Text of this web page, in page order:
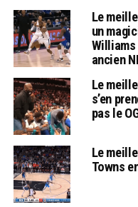
Le
un
Williams
ancien
Le
s’en
pas le
Le
Towns